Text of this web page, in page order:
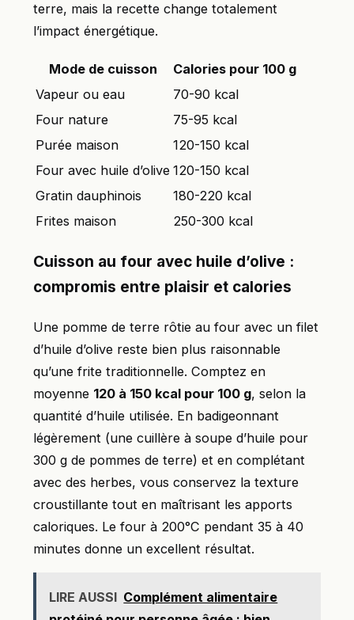
terre, mais la recette change totalement
l’impact énergétique.
Mode de cuisson
Calories pour 100 g
Vapeur ou eau
70-90 kcal
Four nature
75-95 kcal
Purée maison
120-150 kcal
Four avec huile d’olive 120-150 kcal
Gratin dauphinois
180-220 kcal
Frites maison
250-300 kcal
Cuisson au four avec huile d’olive :
compromis entre plaisir et calories
Une pomme de terre rôtie au four avec un filet
d’huile d’olive reste bien plus raisonnable
qu’une frite traditionnelle. Comptez en
moyenne 120 à 150 kcal pour 100 g, selon la
quantité d’huile utilisée. En badigeonnant
légèrement (une cuillère à soupe d’huile pour
300 g de pommes de terre) et en complétant
avec des herbes, vous conservez la texture
croustillante tout en maîtrisant les apports
caloriques. Le four à 200°C pendant 35 à 40
minutes donne un excellent résultat.
LIRE AUSSI Complément alimentaire